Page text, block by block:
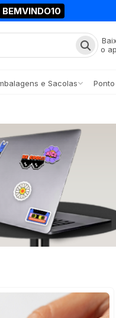
BEMVINDO10
o
e Sacolas